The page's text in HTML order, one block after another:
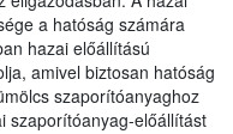
a hatóság számára
hazai előállítású
amivel biztosan hatóság
szaporítóanyaghoz
szaporítóanyag-előállítást